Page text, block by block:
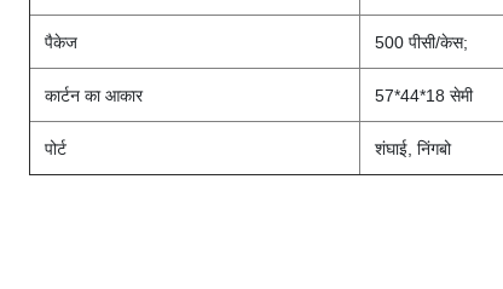
पैकेज 500 पीसी/केस;
कार्टन का आकार 57*44*18 सेमी
पोर्ट शंघाई, निंगबो